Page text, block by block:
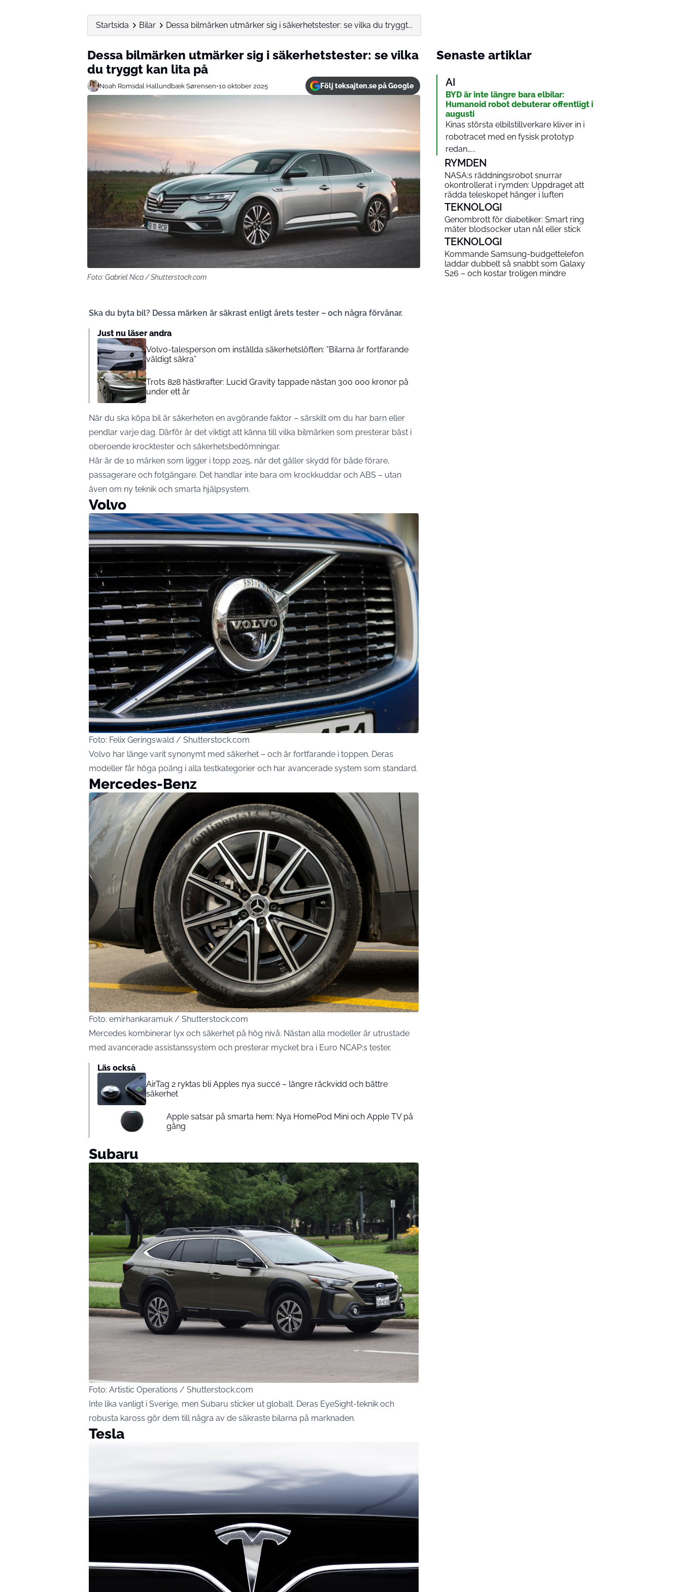
Startsida Bilar Dessa bilmärken utmärker sig i säkerhetstester: se vilka du tryggt...
Dessa bilmärken utmärker sig i säkerhetstester: se vilka
du tryggt kan lita på
Noah Romsdal Hallundbæk Sørensen•10 oktober 2025 Följ teksajten.se på Google
Foto: Gabriel Nica / Shutterstock.com
Ska du byta bil? Dessa märken är säkrast enligt årets tester – och några förvånar.
Just nu läser andra
Volvo-talesperson om inställda säkerhetslöften: ”Bilarna är fortfarande
väldigt säkra”
Trots 828 hästkrafter: Lucid Gravity tappade nästan 300 000 kronor på
under ett år
När du ska köpa bil är säkerheten en avgörande faktor – särskilt om du har barn eller
pendlar varje dag. Därför är det viktigt att känna till vilka bilmärken som presterar bäst i
oberoende krocktester och säkerhetsbedömningar.
Här är de 10 märken som ligger i topp 2025, när det gäller skydd för både förare,
passagerare och fotgängare. Det handlar inte bara om krockkuddar och ABS – utan
även om ny teknik och smarta hjälpsystem.
Volvo
Foto: Felix Geringswald / Shutterstock.com
Volvo har länge varit synonymt med säkerhet – och är fortfarande i toppen. Deras
modeller får höga poäng i alla testkategorier och har avancerade system som standard.
Mercedes-Benz
Foto: emirhankaramuk / Shutterstock.com
Mercedes kombinerar lyx och säkerhet på hög nivå. Nästan alla modeller är utrustade
med avancerade assistanssystem och presterar mycket bra i Euro NCAP:s tester.
Läs också
AirTag 2 ryktas bli Apples nya succé – längre räckvidd och bättre
säkerhet
Apple satsar på smarta hem: Nya HomePod Mini och Apple TV på
gång
Subaru
Foto: Artistic Operations / Shutterstock.com
Inte lika vanligt i Sverige, men Subaru sticker ut globalt. Deras EyeSight-teknik och
robusta kaross gör dem till några av de säkraste bilarna på marknaden.
Tesla
Senaste artiklar
AI
BYD är inte längre bara elbilar:
Humanoid robot debuterar offentligt i
augusti
Kinas största elbilstillverkare kliver in i
robotracet med en fysisk prototyp
redan…...
RYMDEN
NASA:s räddningsrobot snurrar
okontrollerat i rymden: Uppdraget att
rädda teleskopet hänger i luften
TEKNOLOGI
Genombrott för diabetiker: Smart ring
mäter blodsocker utan nål eller stick
TEKNOLOGI
Kommande Samsung-budgettelefon
laddar dubbelt så snabbt som Galaxy
S26 – och kostar troligen mindre